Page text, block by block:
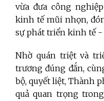
vừa đưa công
kinh tế mũi nhọn,
sự phát triển kinh tế -
Nhờ quán triệt và
trương đúng đắn,
bộ, quyết liệt, Thành
quả quan trọng